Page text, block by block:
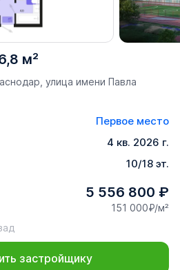
м²
улица имени Павла
Первое место
4 кв. 2026 г.
10/18 эт.
5 556 800 ₽
151 000₽/м²
застройщику